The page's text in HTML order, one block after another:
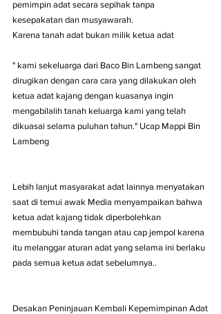
pemimpin adat secara sepihak tanpa
kesepakatan dan musyawarah.
Karena tanah adat bukan milik ketua adat
" kami sekeluarga dari Baco Bin Lambeng sangat
dirugikan dengan cara cara yang dilakukan oleh
ketua adat kajang dengan kuasanya ingin
mengabilalih tanah keluarga kami yang telah
dikuasai selama puluhan tahun." Ucap Mappi Bin
Lambeng
Lebih lanjut masyarakat adat lainnya menyatakan
saat di temui awak Media menyampaikan bahwa
ketua adat kajang tidak diperbolehkan
membubuhi tanda tangan atau cap jempol karena
itu melanggar aturan adat yang selama ini berlaku
pada semua ketua adat sebelumnya..
Desakan Peninjauan Kembali Kepemimpinan Adat